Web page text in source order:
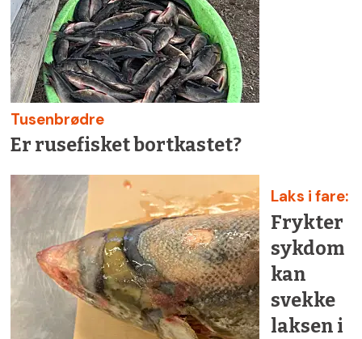
Tusenbrødre
Er rusefisket bortkastet?
Laks i fare:
Frykter
sykdom
kan
svekke
laksen i